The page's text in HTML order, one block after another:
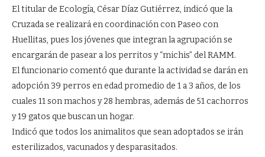
El titular de Ecología, César Díaz Gutiérrez, indicó que la
Cruzada se realizará en coordinación con Paseo con
Huellitas, pues los jóvenes que integran la agrupación se
encargarán de pasear a los perritos y “michis” del RAMM.
El funcionario comentó que durante la actividad se darán en
adopción 39 perros en edad promedio de 1 a 3 años, de los
cuales 11 son machos y 28 hembras, además de 51 cachorros
y 19 gatos que buscan un hogar.
Indicó que todos los animalitos que sean adoptados se irán
esterilizados, vacunados y desparasitados.